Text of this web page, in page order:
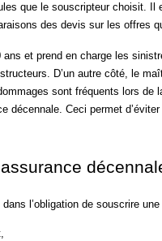
que le souscripteur choisit. Il
des devis sur les offres
et prend en charge les
D’un autre côté, le
sont fréquents lors de
décennale. Ceci permet
l’obligation de souscrire